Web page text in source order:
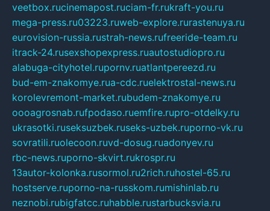
veetbox.rucinemapost.ruciam-fr.rukraft-you.ru
mega-press.ru03223.ruweb-explore.rurastenuya.ru
eurovision-russia.rustrah-news.rufreeride-team.ru
itrack-24.rusexshopexpress.ruautostudiopro.ru
alabuga-cityhotel.rupornv.ruatlantpereezd.ru
bud-em-znakomye.rua-cdc.ruelektrostal-news.ru
korolevremont-market.rubudem-znakomye.ru
oooagrosnab.rufpodaso.ruemfire.rupro-otdelky.ru
ukrasotki.ruseksuzbek.ruseks-uzbek.ruporno-vk.ru
sovratili.ruolecoon.ruvd-dosug.ruadonyev.ru
rbc-news.ruporno-skvirt.rukrospr.ru
13autor-kolonka.rusormol.ru2rich.ruhostel-65.ru
hostserve.ruporno-na-russkom.rumishinlab.ru
neznobi.rubigfatcc.ruhabble.rustarbucksvia.ru